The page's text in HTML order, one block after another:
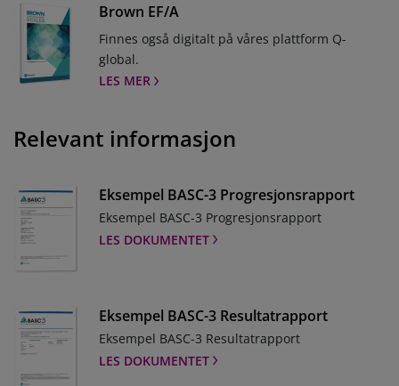
Brown EF/A
Finnes også digitalt på våres plattform Q-
global.
LES MER
Relevant informasjon
Eksempel BASC-3 Progresjonsrapport
Eksempel BASC-3 Progresjonsrapport
LES DOKUMENTET
Eksempel BASC-3 Resultatrapport
Eksempel BASC-3 Resultatrapport
LES DOKUMENTET